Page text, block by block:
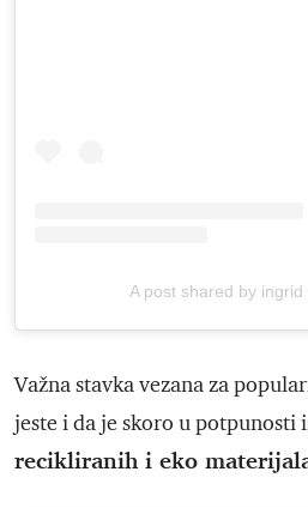
A post shared by
Važna stavka vezana za
jeste i da je skoro u potpunosti
recikliranih i eko